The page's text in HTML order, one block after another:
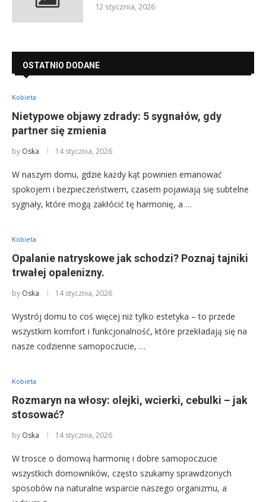
12 stycznia, 2026
OSTATNIO DODANE
Kobieta
Nietypowe objawy zdrady: 5 sygnałów, gdy
partner się zmienia
by Oska 14 stycznia, 2026
W naszym domu, gdzie każdy kąt powinien emanować
spokojem i bezpieczeństwem, czasem pojawiają się subtelne
sygnały, które mogą zakłócić tę harmonię, a …
Kobieta
Opalanie natryskowe jak schodzi? Poznaj tajniki
trwałej opalenizny.
by Oska 14 stycznia, 2026
Wystrój domu to coś więcej niż tylko estetyka – to przede
wszystkim komfort i funkcjonalność, które przekładają się na
nasze codzienne samopoczucie, …
Kobieta
Rozmaryn na włosy: olejki, wcierki, cebulki – jak
stosować?
by Oska 14 stycznia, 2026
W trosce o domową harmonię i dobre samopoczucie
wszystkich domowników, często szukamy sprawdzonych
sposobów na naturalne wsparcie naszego organizmu, a